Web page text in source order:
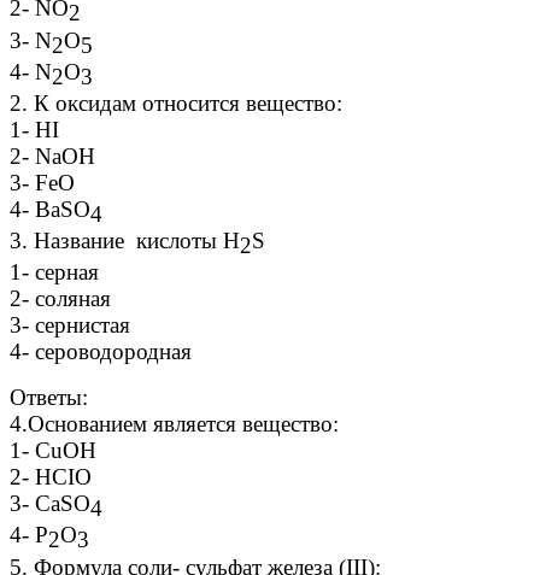
2- NO2
3- N2O5
4- N2O3
2. К оксидам относится вещество:
1- HI
2- NaOH
3- FeO
4- BaSO4
3. Название кислоты H2S
1- серная
2- соляная
3- сернистая
4- сероводородная
Ответы:
4.Основанием является вещество:
1- CuOH
2- HCIO
3- CaSO4
4- P2O3
5. Формула соли- сульфат железа (III):